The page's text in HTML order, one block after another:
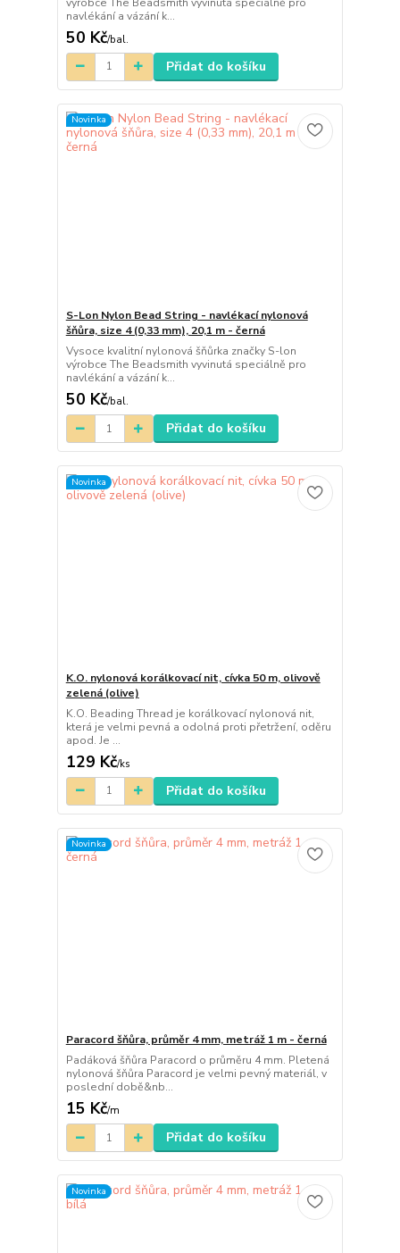
navlékání a vázání k...
50 Kč/bal.
Přidat do košíku
Novinka
S-Lon Nylon Bead String - navlékací nylonová
šňůra, size 4 (0,33 mm), 20,1 m - černá
Vysoce kvalitní nylonová šňůrka značky S-lon
výrobce The Beadsmith vyvinutá speciálně pro
navlékání a vázání k...
50 Kč/bal.
Přidat do košíku
Novinka
K.O. nylonová korálkovací nit, cívka 50 m, olivově
zelená (olive)
K.O. Beading Thread je korálkovací nylonová nit,
která je velmi pevná a odolná proti přetržení, oděru
apod. Je ...
129 Kč/ks
Přidat do košíku
Novinka
Paracord šňůra, průměr 4 mm, metráž 1 m - černá
Padáková šňůra Paracord o průměru 4 mm. Pletená
nylonová šňůra Paracord je velmi pevný materiál, v
poslední době&nb...
15 Kč/m
Přidat do košíku
Novinka